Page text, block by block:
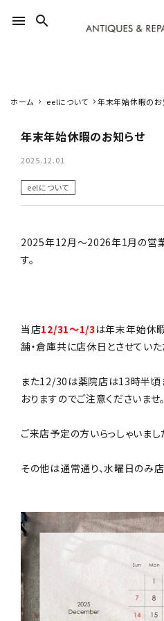
menu search
新着商品
アイテムを探す
ソファ
ドア
雑貨
その他
BRAND
卸販売
デザイナーまとめ
アフターケア
ホーム eelについて 年末年始休暇のお
年末年始休暇のお知らせ
2025.12.01
eelについて
2025年12月～2026年1月の営
す。
当店12/31～1/3 は年末年始休
舗・倉庫共に店休日とさせていた
また12/30は薬院店は13時半頃
おりますのでご注意くださいませ。
ご来店予定の方いらっしゃいまし
その他は通常通り、水曜日のみ店